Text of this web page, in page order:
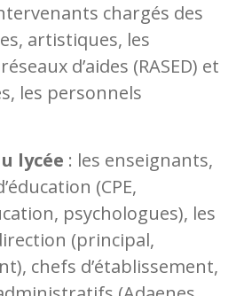
chargés des
artistiques, les
d’aides (RASED) et
les personnels
lycée : les enseignants,
(CPE,
psychologues), les
(principal,
chefs d’établissement,